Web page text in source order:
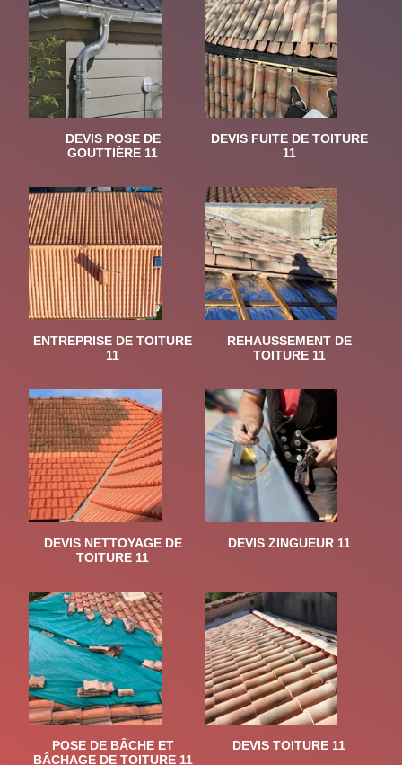
DEVIS POSE DE
GOUTTIÈRE 11
DEVIS FUITE DE TOITURE
11
ENTREPRISE DE TOITURE
11
REHAUSSEMENT DE
TOITURE 11
DEVIS NETTOYAGE DE
TOITURE 11
DEVIS ZINGUEUR 11
POSE DE BÂCHE ET
BÂCHAGE DE TOITURE 11
DEVIS TOITURE 11